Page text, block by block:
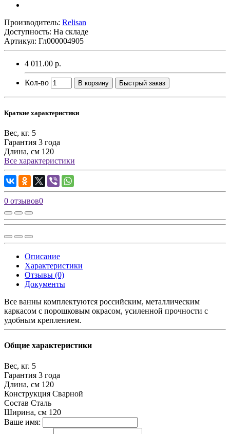
Производитель: Relisan
Доступность: На складе
Артикул: Гл000004905
4 011.00 р.
Кол-во В корзину Быстрый заказ
Краткие характеристики
Вес, кг. 5
Гарантия 3 года
Длина, см 120
Все характеристики
0 отзывов0
Описание
Характеристики
Отзывы (0)
Документы
Все ванны комплектуются российским, металлическим
каркасом с порошковым окрасом, усиленной прочности с
удобным креплением.
Общие характеристики
Вес, кг. 5
Гарантия 3 года
Длина, см 120
Конструкция Сварной
Состав Сталь
Ширина, см 120
Ваше имя: